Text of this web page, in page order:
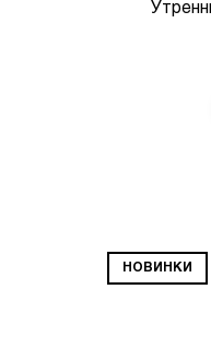
НОВИНКИ